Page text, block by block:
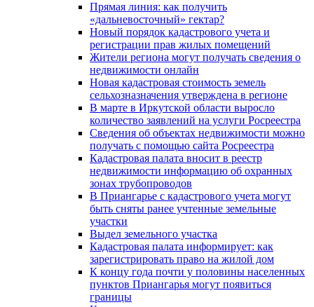
Прямая линия: как получить
«дальневосточный» гектар?
Новый порядок кадастрового учета и
регистрации прав жилых помещений
Жители региона могут получать сведения о
недвижимости онлайн
Новая кадастровая стоимость земель
сельхозназначения утверждена в регионе
В марте в Иркутской области выросло
количество заявлений на услуги Росреестра
Сведения об объектах недвижимости можно
получать с помощью сайта Росреестра
Кадастровая палата вносит в реестр
недвижимости информацию об охранных
зонах трубопроводов
В Приангарье с кадастрового учета могут
быть сняты ранее учтенные земельные
участки
Выдел земельного участка
Кадастровая палата информирует: как
зарегистрировать право на жилой дом
К концу года почти у половины населенных
пунктов Приангарья могут появиться
границы